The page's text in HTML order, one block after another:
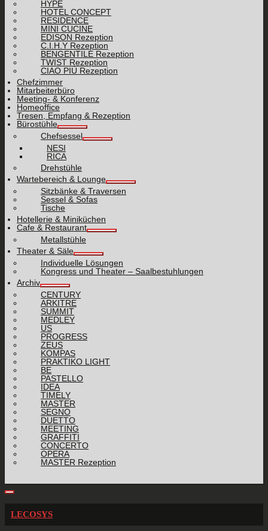
HYPE
HOTEL CONCEPT
RESIDENCE
MINI CUCINE
EDISON Rezeption
C.I.H.Y Rezeption
BENGENTILE Rezeption
TWIST Rezeption
CIAO PIÙ Rezeption
Chefzimmer
Mitarbeiterbüro
Meeting- & Konferenz
Homeoffice
Tresen, Empfang & Rezeption
Bürostühle
Chefsessel
NESI
RICA
Drehstühle
Wartebereich & Lounge
Sitzbänke & Traversen
Sessel & Sofas
Tische
Hotellerie & Miniküchen
Cafe & Restaurant
Metallstühle
Theater & Säle
Individuelle Lösungen
Kongress und Theater – Saalbestuhlungen
Archiv
CENTURY
ARKITRE
SUMMIT
MEDLEY
US
PROGRESS
ZEUS
KOMPAS
PRAKTIKO LIGHT
BE
PASTELLO
IDEA
TIMELY
MASTER
SEGNO
DUETTO
MEETING
GRAFFITI
CONCERTO
OPERA
MASTER Rezeption
LECOSYS